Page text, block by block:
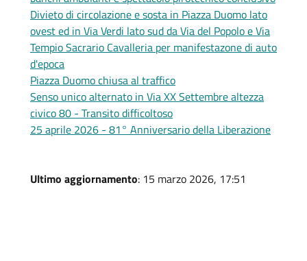
Divieto di circolazione e sosta in Piazza Duomo lato
ovest ed in Via Verdi lato sud da Via del Popolo e Via
Tempio Sacrario Cavalleria per manifestazone di auto
d'epoca
Piazza Duomo chiusa al traffico
Senso unico alternato in Via XX Settembre altezza
civico 80 - Transito difficoltoso
25 aprile 2026 - 81° Anniversario della Liberazione
Ultimo aggiornamento: 15 marzo 2026, 17:51